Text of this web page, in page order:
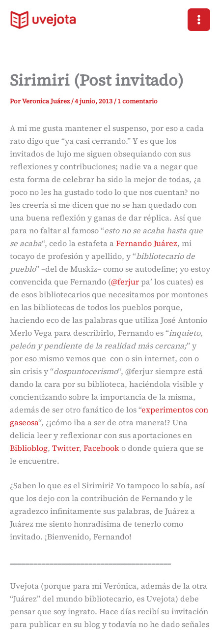
contenido
Sirimiri (Post invitado)
PorVeronica Juárez/4 junio, 2013/1 comentario
A mi me gusta mantener el suspenso, por eso a cada
rato digo que “ya casi cerrando.” Y es que los
invitados de lujo me siguen obsequiando con sus
reflexiones y contribuciones; nadie va a negar que
esta forma de celebrar ha sido la mejor de todas, ¿a
poco no les ha gustado todo lo que nos cuentan? no
les creería si me dicen que no se han quedado con
una buena reflexión y ganas de dar réplica. Así que
para no faltar al famoso “esto no se acaba hasta que
se acaba“, cedo la estafeta aFernando Juárez, mi
tocayo de profesión y apellido, y “bibliotecario de
pueblo” –del de Muskiz– como se autodefine; yo estoy
convencida que Fernando (@ferjurpa’ los cuates) es
de esos bibliotecarios que necesitamos por montones
en las bibliotecas de todos los pueblos porque,
haciendo eco de las palabras que utiliza José Antonio
Merlo Vega para describirlo, Fernando es “inquieto,
peleón y pendiente de la realidad más cercana;” y
por eso mismo vemos que con o sin internet, con o
sin crisis y “dospuntocerismo“, @ferjur siempre está
dando la cara por su biblioteca, haciéndola visible y
concientizando sobre la importancia de la misma,
además de ser otro fanático de los “experimentos con
gaseosa“, ¿¡cómo iba a ser de otra manera!? Una
delicia leer y reflexionar con sus aportaciones en
Biblioblog, Twitter, Facebooko donde quiera que se
le encuentre.
¿Saben lo que es el Sirimiri? Yo tampoco lo sabía, así
que los dejo con la contribución de Fernando y le
agradezco infinitamente sus palabras, de Juárez a
Juárez me siento honradísima de tenerlo como
invitado. ¡Bienvenido, Fernando!
_________________________________________
Uvejota (porque para mí Verónica, además de la otra
“Juárez” del mundo bibliotecario, es Uvejota) debe
pensar que soy ingrato. Hace días recibí su invitación
para publicar en su blog y todavía no he dado señales